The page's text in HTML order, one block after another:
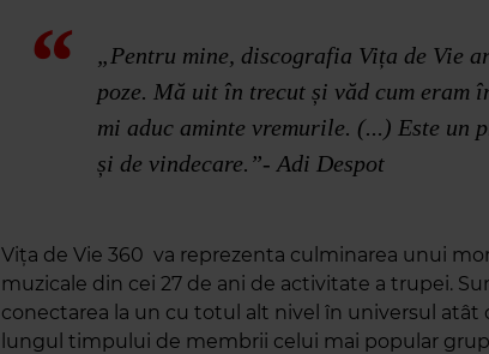
„Pentru mine, discografia Vița de Vie
poze. Mă uit în trecut și văd cum eram
mi aduc aminte vremurile. (...) Este un
și de vindecare.”- Adi Despot
Vița de Vie 360 va reprezenta culminarea unui
muzicale din cei 27 de ani de activitate a trupei.
conectarea la un cu totul alt nivel în universul atât
lungul timpului de membrii celui mai popular